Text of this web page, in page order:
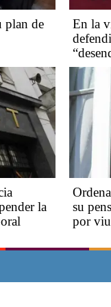
plan de
En la
la
su
por